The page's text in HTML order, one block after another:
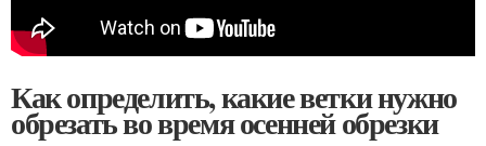
Как определить, какие ветки нужно
обрезать во время осенней обрезки